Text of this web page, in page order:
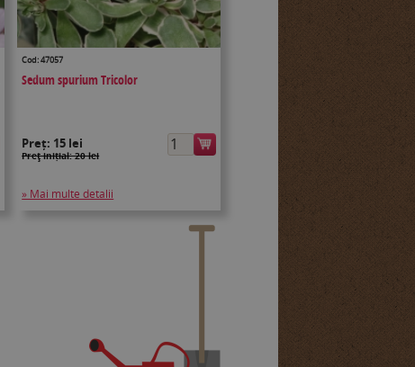
Cod: 47057
Sedum spurium Tricolor
Preț: 15 lei
Preţ inițial: 20 lei
» Mai multe detalii